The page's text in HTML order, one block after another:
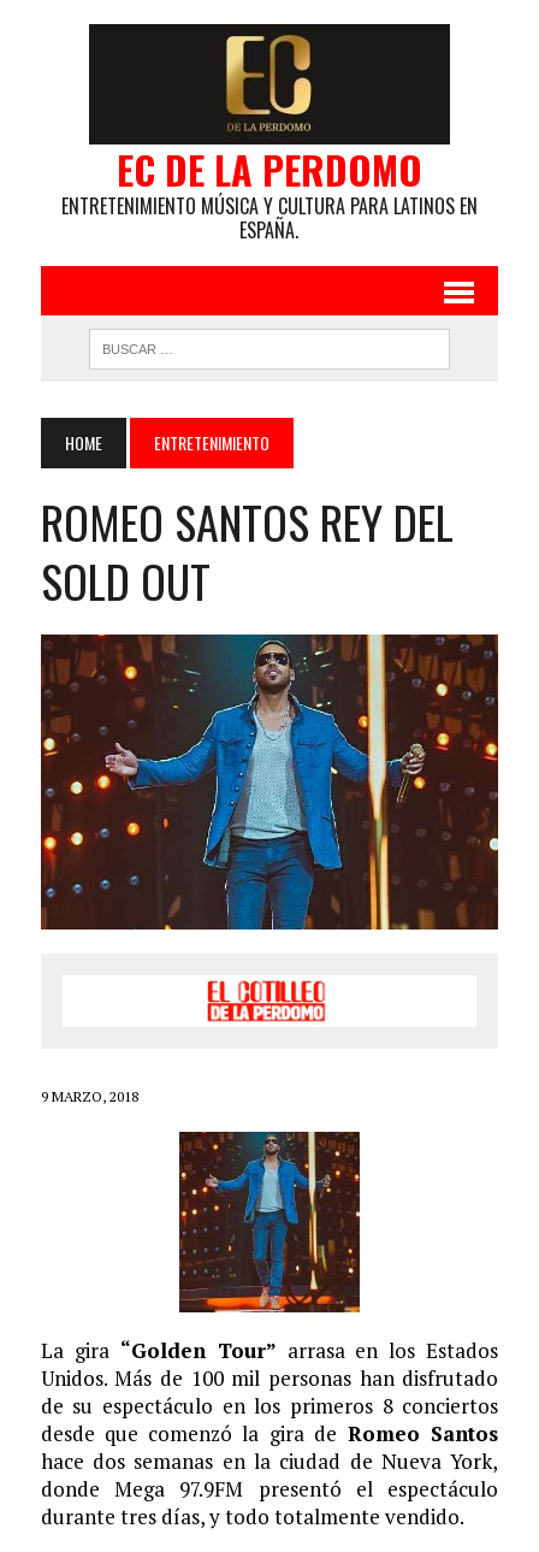
EC DE LA PERDOMO
ENTRETENIMIENTO MÚSICA Y CULTURA PARA LATINOS EN
ESPAÑA.
HOME ENTRETENIMIENTO
ROMEO SANTOS REY DEL
SOLD OUT
9 MARZO, 2018
La gira “Golden Tour” arrasa en los Estados
Unidos. Más de 100 mil personas han disfrutado
de su espectáculo en los primeros 8 conciertos
desde que comenzó la gira de Romeo Santos
hace dos semanas en la ciudad de Nueva York,
donde Mega 97.9FM presentó el espectáculo
durante tres días, y todo totalmente vendido.